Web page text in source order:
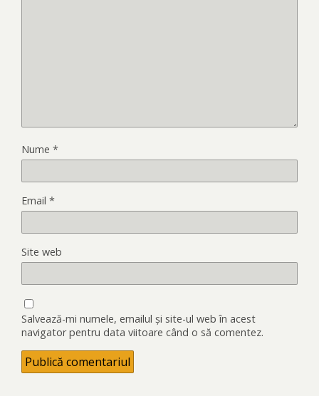
Nume *
Email *
Site web
Salvează-mi numele, emailul și site-ul web în acest
navigator pentru data viitoare când o să comentez.